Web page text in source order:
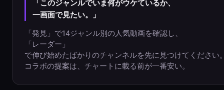
「このジャンルでいま何がウケているか、
一画面で見たい。」
「発見」で14ジャンル別の人気動画を確認し、
「レーダー」
で伸び始めたばかりのチャンネルを先に見つけてください
コラボの提案は、チャートに載る前が一番安い。